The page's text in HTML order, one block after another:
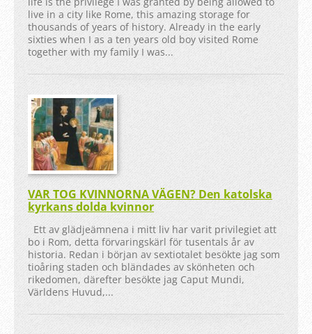
live in a city like Rome, this amazing storage for
thousands of years of history. Already in the early
sixties when I as a ten years old boy visited Rome
together with my family I was...
VAR TOG KVINNORNA VÄGEN? Den katolska
kyrkans dolda kvinnor
Ett av glädjeämnena i mitt liv har varit privilegiet att
bo i Rom, detta förvaringskärl för tusentals år av
historia. Redan i början av sextiotalet besökte jag som
tioåring staden och bländades av skönheten och
rikedomen, därefter besökte jag Caput Mundi,
Världens Huvud,...